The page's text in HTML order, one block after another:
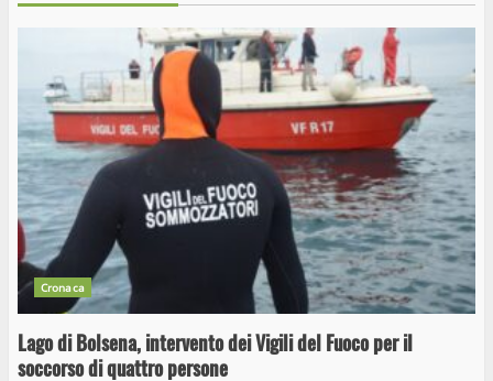
Cronaca
Lago di Bolsena, intervento dei Vigili del Fuoco per il
soccorso di quattro persone